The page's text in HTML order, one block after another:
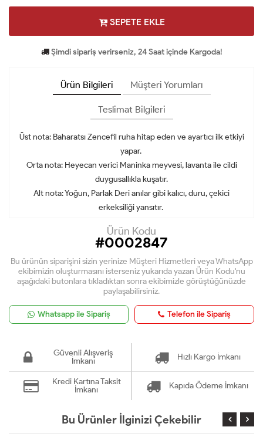
SEPETE EKLE
Şimdi sipariş verirseniz, 24 Saat içinde Kargoda!
Ürün Bilgileri Müşteri Yorumları
Teslimat Bilgileri
Üst nota: Baharatsı Zencefil ruha hitap eden ve ayartıcı ilk etkiyi
yapar.
Orta nota: Heyecan verici Maninka meyvesi, lavanta ile cildi
duygusallıkla kuşatır.
Alt nota: Yoğun, Parlak Deri anılar gibi kalıcı, duru, çekici
erkeksiliği yansıtır.
Ürün Kodu
#0002847
Bu ürünün siparişini sizin yerinize Müşteri Hizmetleri veya WhatsApp
ekibimizin oluşturmasını isterseniz yukarıda yazan Ürün Kodu'nu
aşağıdaki butonlara tıkladıktan sonra ekibimizle görüştüğünüzde
paylaşabilirsiniz.
Whatsapp ile Sipariş Telefon ile Sipariş
Güvenli Alışveriş
İmkanı
Hızlı Kargo İmkanı
Kredi Kartına Taksit
İmkanı
Kapıda Ödeme İmkanı
Bu Ürünler İlginizi Çekebilir